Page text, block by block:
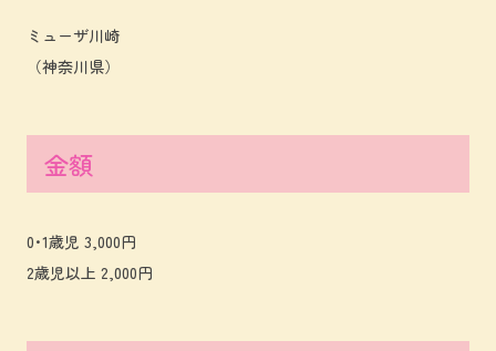
ミューザ川崎
（神奈川県）
金額
0･1歳児 3,000円
2歳児以上 2,000円